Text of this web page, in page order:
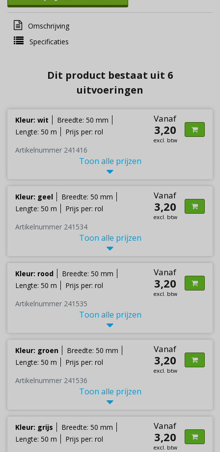
Omschrijving
Specificaties
Dit product bestaat uit 6
uitvoeringen
Kleur: wit
Breedte: 50 mm
Lengte: 50 m
Prijs per: rol
Vanaf
3,20
excl. btw
Artikelnummer 241416
Toon alle prijzen
Kleur: geel
Breedte: 50 mm
Lengte: 50 m
Prijs per: rol
Vanaf
3,20
excl. btw
Artikelnummer 241534
Toon alle prijzen
Kleur: rood
Breedte: 50 mm
Lengte: 50 m
Prijs per: rol
Vanaf
3,20
excl. btw
Artikelnummer 241535
Toon alle prijzen
Kleur: groen
Breedte: 50 mm
Lengte: 50 m
Prijs per: rol
Vanaf
3,20
excl. btw
Artikelnummer 241536
Toon alle prijzen
Kleur: grijs
Breedte: 50 mm
Lengte: 50 m
Prijs per: rol
Vanaf
3,20
excl. btw